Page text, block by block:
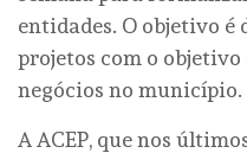
entidades. O objetivo é
projetos com o
negócios no município.
A ACEP, que nos